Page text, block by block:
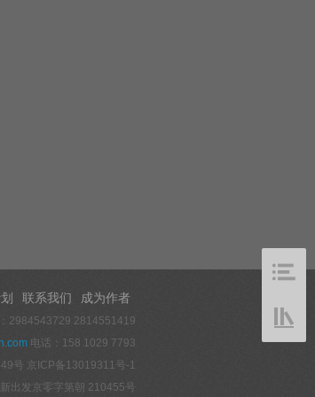
联系我们 成为作者
2984543729 2814551419
电话：158 1029 7793
号 京ICP备13019311号-1
新出发京零字第朝 210455号